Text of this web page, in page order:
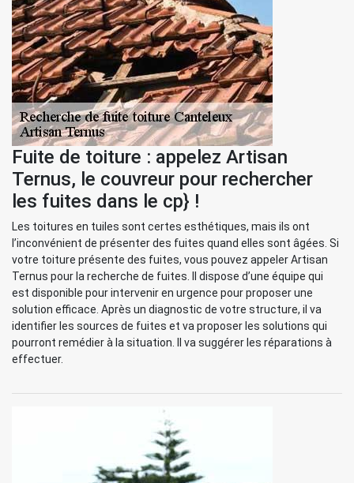
Fuite de toiture : appelez Artisan
Ternus, le couvreur pour rechercher
les fuites dans le cp} !
Les toitures en tuiles sont certes esthétiques, mais ils ont
l’inconvénient de présenter des fuites quand elles sont âgées. Si
votre toiture présente des fuites, vous pouvez appeler Artisan
Ternus pour la recherche de fuites. Il dispose d’une équipe qui
est disponible pour intervenir en urgence pour proposer une
solution efficace. Après un diagnostic de votre structure, il va
identifier les sources de fuites et va proposer les solutions qui
pourront remédier à la situation. Il va suggérer les réparations à
effectuer.